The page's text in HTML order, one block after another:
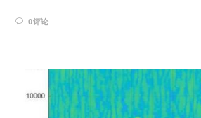
0评论